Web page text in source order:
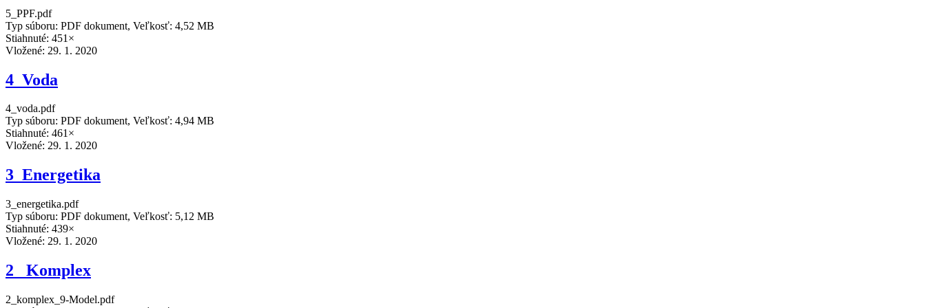
5_PPF.pdf
Typ súboru: PDF dokument, Veľkosť: 4,52 MB
Stiahnuté: 451×
Vložené: 29. 1. 2020
4_Voda
4_voda.pdf
Typ súboru: PDF dokument, Veľkosť: 4,94 MB
Stiahnuté: 461×
Vložené: 29. 1. 2020
3_Energetika
3_energetika.pdf
Typ súboru: PDF dokument, Veľkosť: 5,12 MB
Stiahnuté: 439×
Vložené: 29. 1. 2020
2_ Komplex
2_komplex_9-Model.pdf